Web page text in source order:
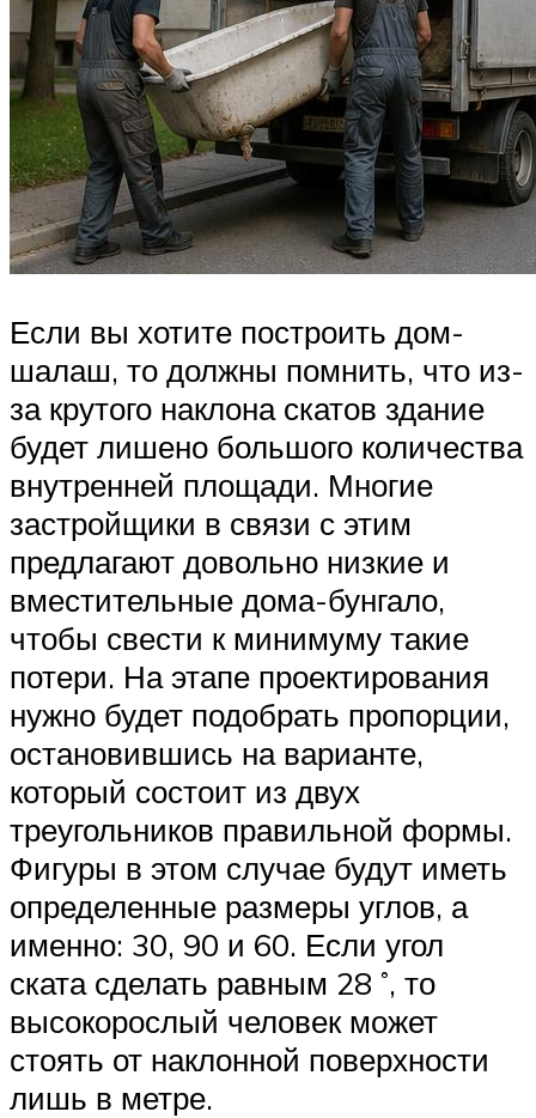
Если вы хотите построить дом-
шалаш, то должны помнить, что из-
за крутого наклона скатов здание
будет лишено большого количества
внутренней площади. Многие
застройщики в связи с этим
предлагают довольно низкие и
вместительные дома-бунгало,
чтобы свести к минимуму такие
потери. На этапе проектирования
нужно будет подобрать пропорции,
остановившись на варианте,
который состоит из двух
треугольников правильной формы.
Фигуры в этом случае будут иметь
определенные размеры углов, а
именно: 30, 90 и 60. Если угол
ската сделать равным 28 ˚, то
высокорослый человек может
стоять от наклонной поверхности
лишь в метре.